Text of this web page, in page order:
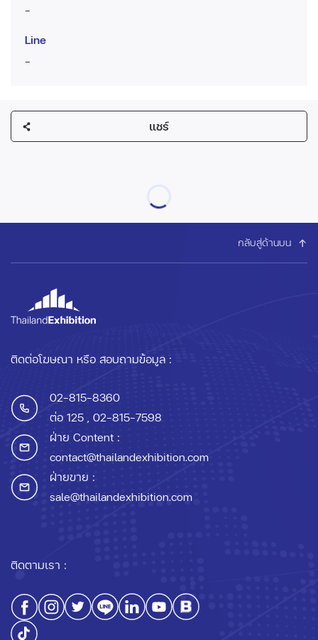
-
Line
-
แชร์
กลับสู่ด้านบน
ติดต่อโฆษณา หรือ สอบถามข้อมูล :
02-815-8360
ต่อ 125 , 02-815-7598
ฝ่าย Content :
contact@thailandexhibition.com
ฝ่ายขาย :
sale@thailandexhibition.com
ติดตามเรา :